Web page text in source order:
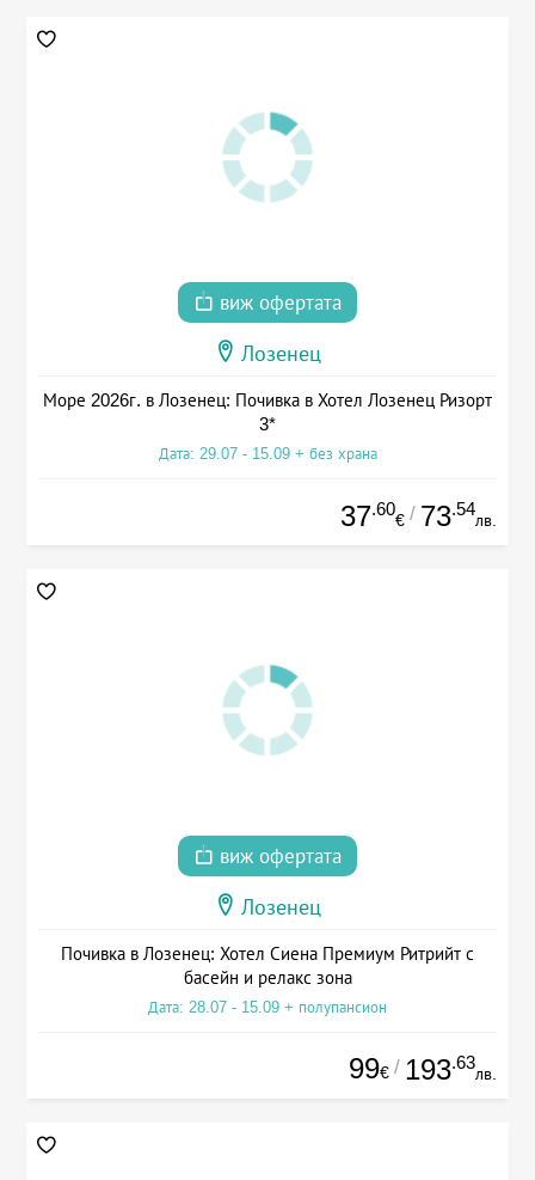
виж офертата
Лозенец
Море 2026г. в Лозенец: Почивка в Хотел Лозенец Ризорт
3*
Дата: 29.07 - 15.09 + без храна
37.60
€ / 73.54
лв.
виж офертата
Лозенец
Почивка в Лозенец: Хотел Сиена Премиум Ритрийт с
басейн и релакс зона
Дата: 28.07 - 15.09 + полупансион
99€ / 193.63
лв.